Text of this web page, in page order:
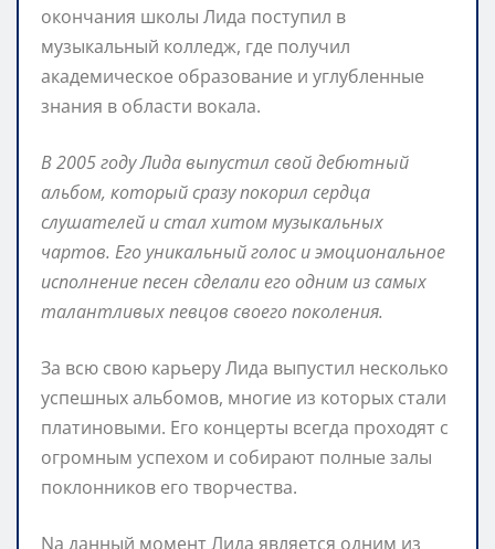
окончания школы Лида поступил в
музыкальный колледж, где получил
академическое образование и углубленные
знания в области вокала.
В 2005 году Лида выпустил свой дебютный
альбом, который сразу покорил сердца
слушателей и стал хитом музыкальных
чартов. Его уникальный голос и эмоциональное
исполнение песен сделали его одним из самых
талантливых певцов своего поколения.
За всю свою карьеру Лида выпустил несколько
успешных альбомов, многие из которых стали
платиновыми. Его концерты всегда проходят с
огромным успехом и собирают полные залы
поклонников его творчества.
Na данный момент Лида является одним из